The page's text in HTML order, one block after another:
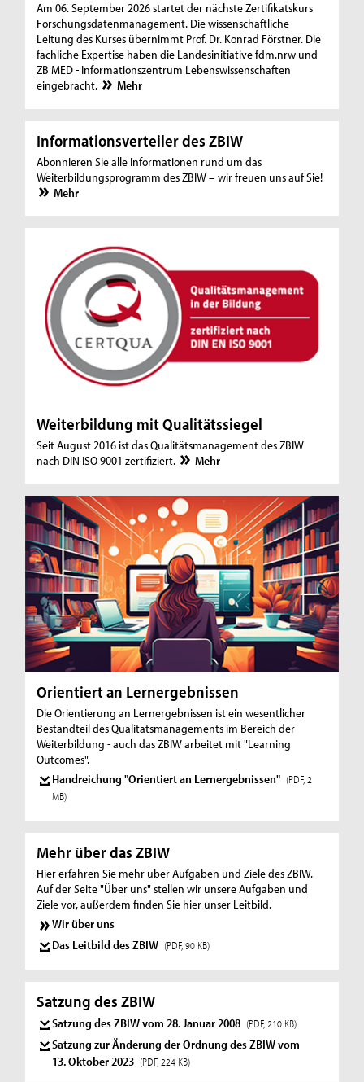
Am 06. September 2026 startet der nächste Zertifikatskurs
Forschungsdatenmanagement. Die wissenschaftliche
Leitung des Kurses übernimmt Prof. Dr. Konrad Förstner. Die
fachliche Expertise haben die Landesinitiative fdm.nrw und
ZB MED - Informationszentrum Lebenswissenschaften
eingebracht.
Mehr
Informationsverteiler des ZBIW
Abonnieren Sie alle Informationen rund um das
Weiterbildungsprogramm des ZBIW – wir freuen uns auf Sie!
Mehr
Weiterbildung mit Qualitätssiegel
Seit August 2016 ist das Qualitätsmanagement des ZBIW
nach DIN ISO 9001 zertifiziert.
Mehr
Orientiert an Lernergebnissen
Die Orientierung an Lernergebnissen ist ein wesentlicher
Bestandteil des Qualitätsmanagements im Bereich der
Weiterbildung - auch das ZBIW arbeitet mit "Learning
Outcomes".
Handreichung "Orientiert an Lernergebnissen" (PDF, 2
MB)
Mehr über das ZBIW
Hier erfahren Sie mehr über Aufgaben und Ziele des ZBIW.
Auf der Seite "Über uns" stellen wir unsere Aufgaben und
Ziele vor, außerdem finden Sie hier unser Leitbild.
Wir über uns
Das Leitbild des ZBIW (PDF, 90 KB)
Satzung des ZBIW
Satzung des ZBIW vom 28. Januar 2008 (PDF, 210 KB)
Satzung zur Änderung der Ordnung des ZBIW vom
13. Oktober 2023 (PDF, 224 KB)